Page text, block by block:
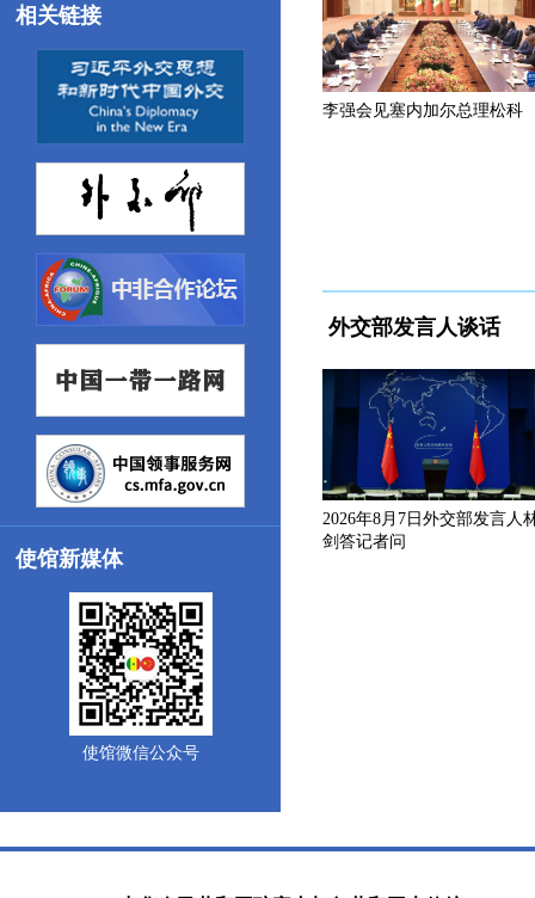
相关链接
使馆新媒体
使馆微信公众号
李强会见塞内加尔总理松科
外交部发言人谈话
2026年8月7日外交部发言人
剑答记者问